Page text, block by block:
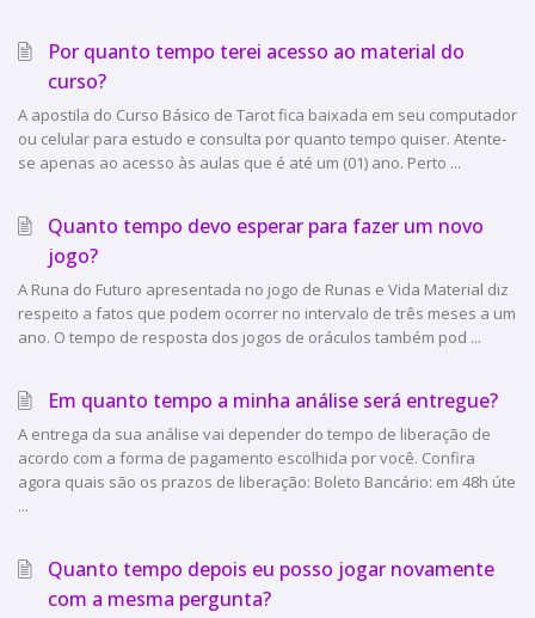
Por quanto tempo terei acesso ao material do
curso?
A apostila do Curso Básico de Tarot fica baixada em seu computador
ou celular para estudo e consulta por quanto tempo quiser. Atente-
se apenas ao acesso às aulas que é até um (01) ano. Perto ...
Quanto tempo devo esperar para fazer um novo
jogo?
A Runa do Futuro apresentada no jogo de Runas e Vida Material diz
respeito a fatos que podem ocorrer no intervalo de três meses a um
ano. O tempo de resposta dos jogos de oráculos também pod ...
Em quanto tempo a minha análise será entregue?
A entrega da sua análise vai depender do tempo de liberação de
acordo com a forma de pagamento escolhida por você. Confira
agora quais são os prazos de liberação: Boleto Bancário: em 48h úte
...
Quanto tempo depois eu posso jogar novamente
com a mesma pergunta?